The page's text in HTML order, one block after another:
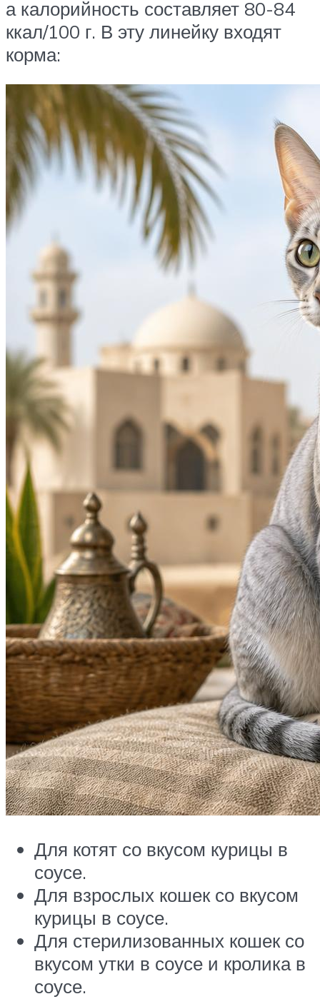
а калорийность составляет 80-84
ккал/100 г. В эту линейку входят
корма:
Для котят со вкусом курицы в
соусе.
Для взрослых кошек со вкусом
курицы в соусе.
Для стерилизованных кошек со
вкусом утки в соусе и кролика в
соусе.